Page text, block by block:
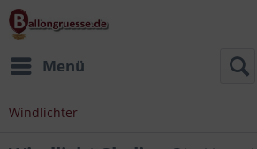
Menü
Windlichter